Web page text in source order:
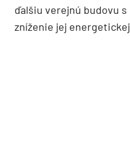
ďalšiu verejnú budovu s
zníženie jej